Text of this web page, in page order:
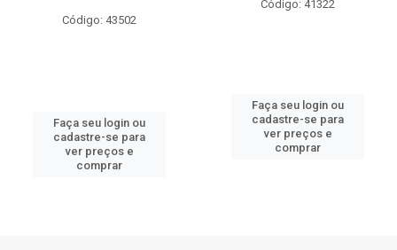
Código: 43502
Faça seu login ou
cadastre-se para
ver preços e
comprar
Código: 41322
Faça seu login ou
cadastre-se para
ver preços e
comprar